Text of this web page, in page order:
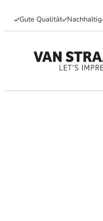
Gute Qualität Nachhaltig